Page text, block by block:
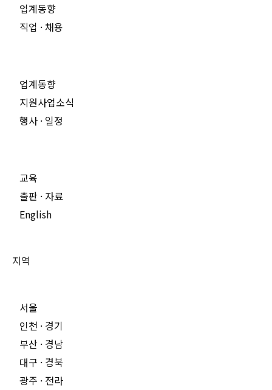
업계동향
직업 · 채용
업계동향
지원사업소식
행사 · 일정
교육
출판 · 자료
English
지역
서울
인천 · 경기
부산 · 경남
대구 · 경북
광주 · 전라